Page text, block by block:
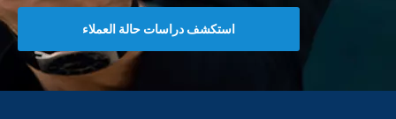
استكشف دراسات حالة العملاء